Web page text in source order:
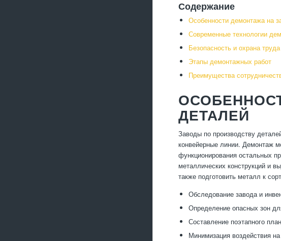
Содержание
Особенности демонтажа на
Современные технологии
Безопасность и охрана труда
Этапы демонтажных работ
Преимущества
ДЕТАЛЕЙ
Заводы по производству
конвейерные линии. Демонтаж
функционирования остальных
металлических конструкций и
также подготовить металл к
Обследование завода и
Определение опасных зон
Составление поэтапного
Минимизация воздействия